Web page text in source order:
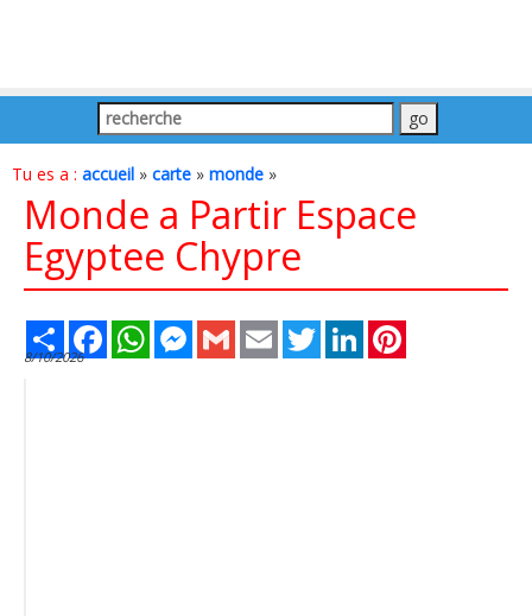
Tu es a : accueil » carte » monde »
Monde a Partir Espace
Egyptee Chypre
Share FacebookWhatsAppMessenger
Gmail Email TwitterLinkedIn
8/10/2026